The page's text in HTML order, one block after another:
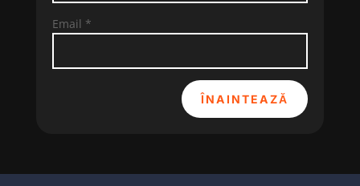
Email *
ÎNAINTEAZĂ